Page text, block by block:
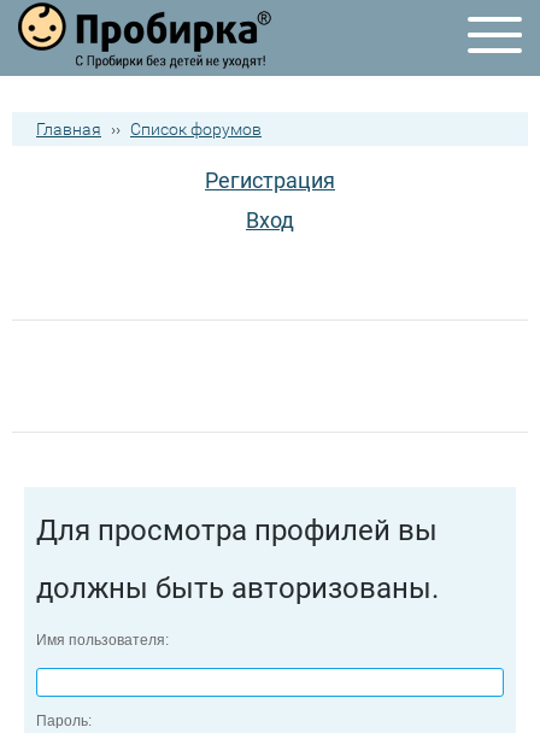
Главная ›› Список форумов
Регистрация
Вход
Для просмотра профилей вы
должны быть авторизованы.
Имя пользователя:
Пароль: